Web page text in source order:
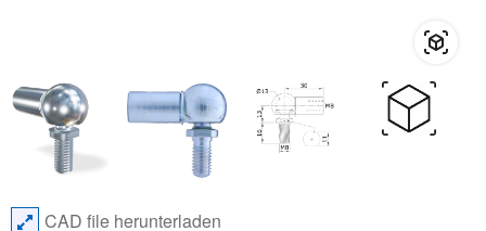
CAD file herunterladen